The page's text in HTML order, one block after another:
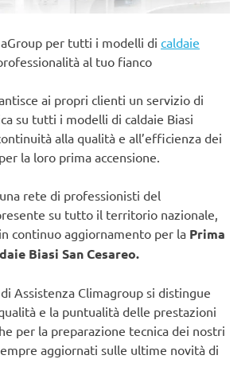
per tutti i modelli di caldaie
al tuo fianco
ai propri clienti un servizio di
su tutti i modelli di caldaie Biasi
alla qualità e all’efficienza dei
la loro prima accensione.
rete di professionisti del
su tutto il territorio nazionale,
continuo aggiornamento per la Prima
Biasi San Cesareo.
Assistenza Climagroup si distingue
e la puntualità delle prestazioni
per la preparazione tecnica dei nostri
aggiornati sulle ultime novità di